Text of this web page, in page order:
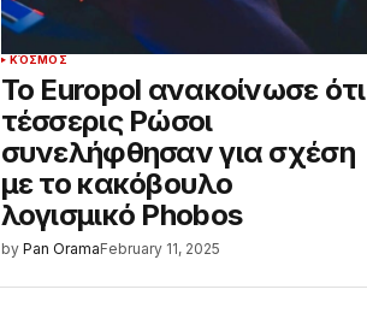
ΚΌΣΜΟΣ
Το Europol ανακοίνωσε ότι
τέσσερις Ρώσοι
συνελήφθησαν για σχέση
με το κακόβουλο
λογισμικό Phobos
by Pan OramaFebruary 11, 2025